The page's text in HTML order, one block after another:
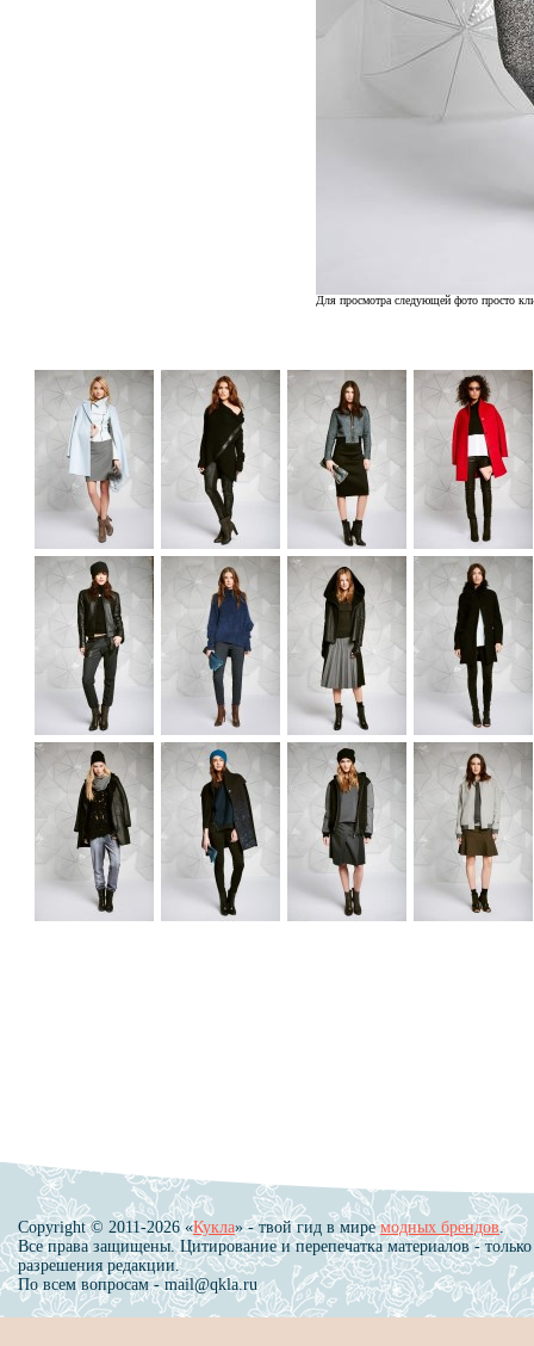
Для просмотра следующей фото просто
Copyright © 2011-2026 «Кукла» - твой гид в миремодных брендов.
Все права защищены. Цитирование и перепечатка материалов - только
разрешения редакции.
По всем вопросам - mail@qkla.ru